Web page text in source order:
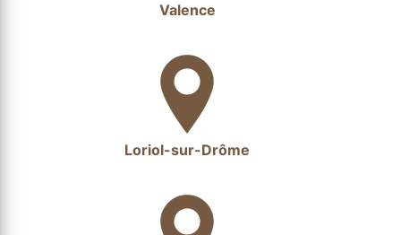
Valence
Loriol-sur-Drôme